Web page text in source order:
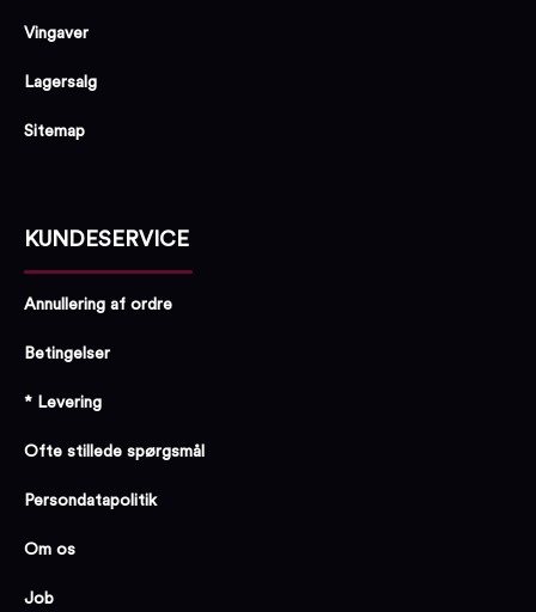
Vingaver
Lagersalg
Sitemap
KUNDESERVICE
Annullering af ordre
Betingelser
* Levering
Ofte stillede spørgsmål
Persondatapolitik
Om os
Job